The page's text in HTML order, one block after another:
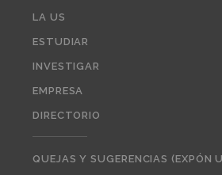
LA US
ESTUDIAR
INVESTIGAR
EMPRESA
DIRECTORIO
QUEJAS Y SUGERENCIAS (EXPÓN